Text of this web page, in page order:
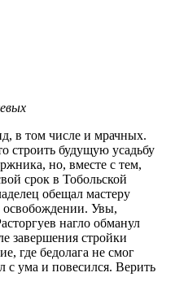
в том числе и мрачных.
строить будущую усадьбу
но, вместе с тем,
срок в Тобольской
обещал мастеру
освобождении. Увы,
нагло обманул
завершения стройки
где бедолага не смог
с ума и повесился. Верить